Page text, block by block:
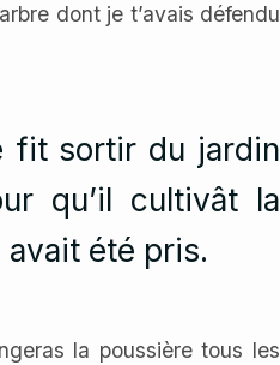
dont je t’avais défendu
la poussière tous les